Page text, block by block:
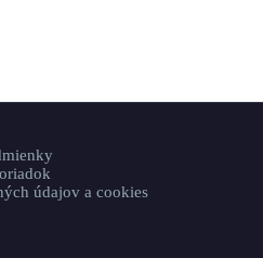
údajov a cookies